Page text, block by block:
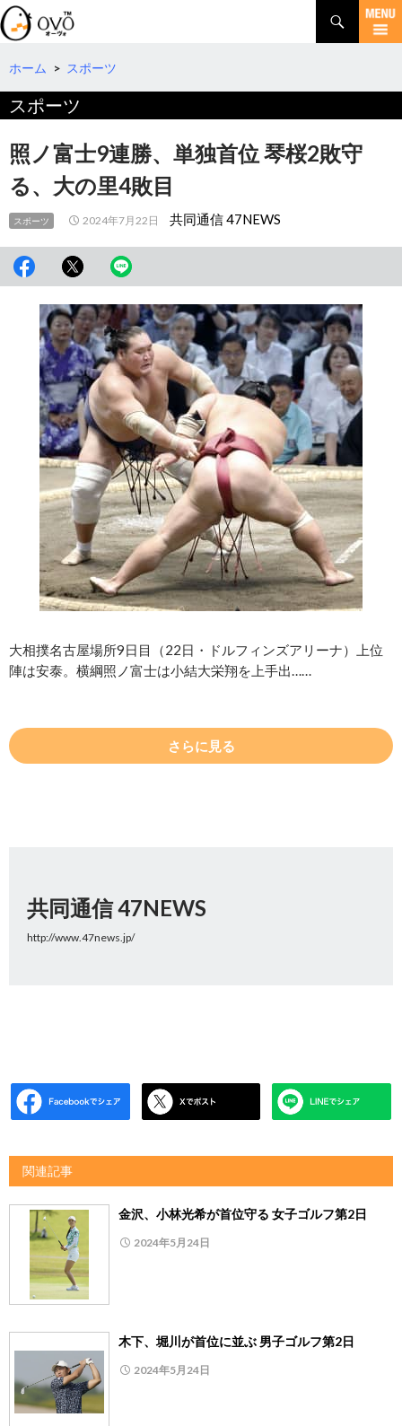
検
索
コ
テ
へ
移
動
ホーム > スポーツ
スポーツ
照ノ富士9連勝、単独首位 琴桜2敗守
る、大の里4敗目
スポーツ 2024年7月22日 共同通信 47NEWS
大相撲名古屋場所9日目（22日・ドルフィンズアリーナ）上位
陣は安泰。横綱照ノ富士は小結大栄翔を上手出……
さらに見る
共同通信 47NEWS
http://www.47news.jp/
関連記事
金沢、小林光希が首位守る 女子ゴルフ第2日
2024年5月24日
木下、堀川が首位に並ぶ 男子ゴルフ第2日
2024年5月24日